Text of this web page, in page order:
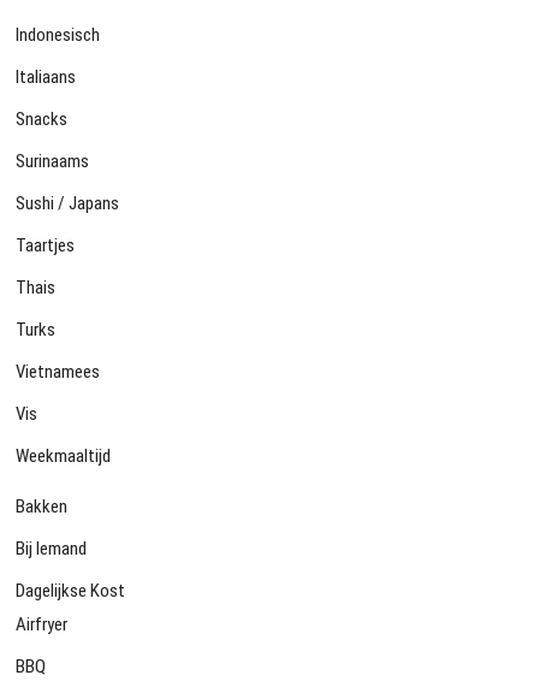
Indonesisch
Italiaans
Snacks
Surinaams
Sushi / Japans
Taartjes
Thais
Turks
Vietnamees
Vis
Weekmaaltijd
Bakken
Bij Iemand
Dagelijkse Kost
Airfryer
BBQ